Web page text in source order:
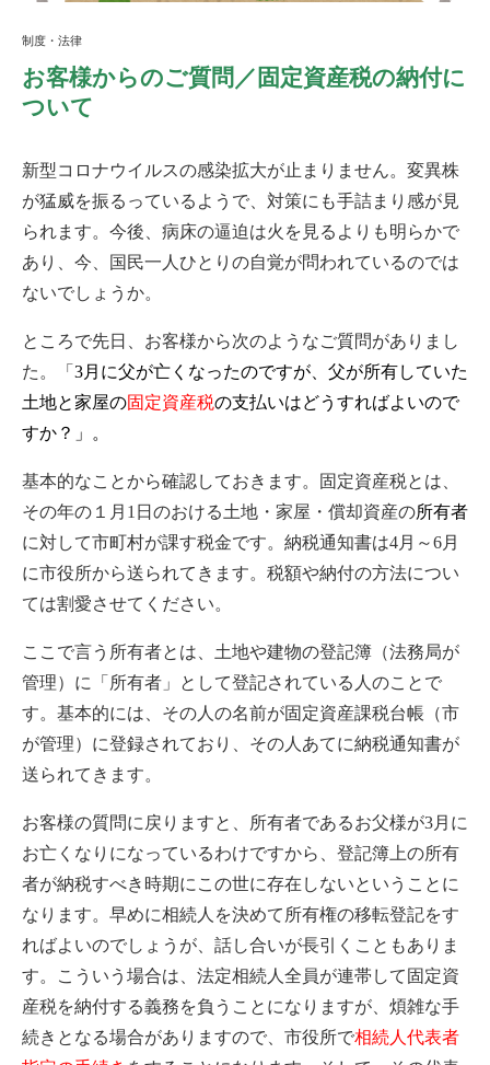
制度・法律
お客様からのご質問／固定資産税の納付に
ついて
新型コロナウイルスの感染拡大が止まりません。変異株
が猛威を振るっているようで、対策にも手詰まり感が見
られます。今後、病床の逼迫は火を見るよりも明らかで
あり、今、国民一人ひとりの自覚が問われているのでは
ないでしょうか。
ところで先日、お客様から次のようなご質問がありまし
た。「 3月に父が亡くなったのですが、父が所有していた
土地と家屋の固定資産税の支払いはどうすればよいので
すか？」。
基本的なことから確認しておきます。固定資産税とは、
その年の１月1日のおける土地・家屋・償却資産の所有者
に対して市町村が課す税金です。納税通知書は4月～6月
に市役所から送られてきます。税額や納付の方法につい
ては割愛させてください。
ここで言う所有者とは、土地や建物の登記簿（法務局が
管理）に「所有者」として登記されている人のことで
す。基本的には、その人の名前が固定資産課税台帳（市
が管理）に登録されており、その人あてに納税通知書が
送られてきます。
お客様の質問に戻りますと、所有者であるお父様が3月に
お亡くなりになっているわけですから、登記簿上の所有
者が納税すべき時期にこの世に存在しないということに
なります。早めに相続人を決めて所有権の移転登記をす
ればよいのでしょうが、話し合いが長引くこともありま
す。こういう場合は、法定相続人全員が連帯して固定資
産税を納付する義務を負うことになりますが、煩雑な手
続きとなる場合がありますので、市役所で相続人代表者